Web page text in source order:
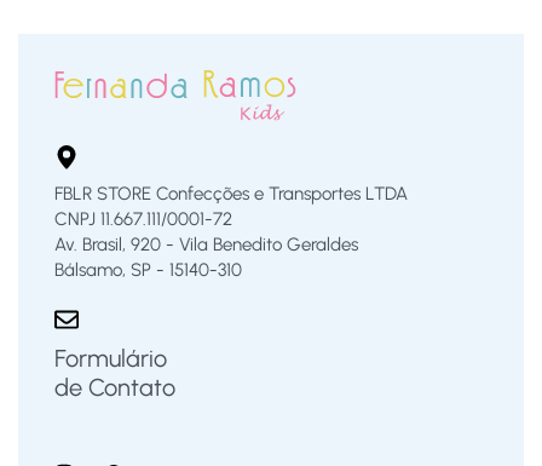
FBLR STORE Confecções e Transportes LTDA
CNPJ 11.667.111/0001-72
Av. Brasil, 920 - Vila Benedito Geraldes
Bálsamo, SP - 15140-310
Formulário
de Contato